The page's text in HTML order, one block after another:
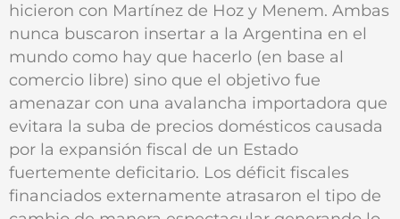
hicieron con Martínez de Hoz y Menem. Ambas
nunca buscaron insertar a la Argentina en el
mundo como hay que hacerlo (en base al
comercio libre) sino que el objetivo fue
amenazar con una avalancha importadora que
evitara la suba de precios domésticos causada
por la expansión fiscal de un Estado
fuertemente deficitario. Los déficit fiscales
financiados externamente atrasaron el tipo de